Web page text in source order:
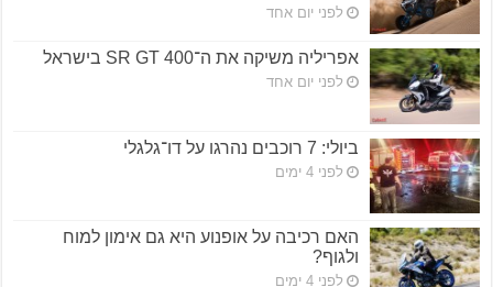
לפני יום אחד
אפריליה משיקה את ה־SR GT 400 בישראל
לפני יום אחד
ביולי: 7 רוכבים נהרגו על דו־גלגלי
לפני 4 ימים
האם רכיבה על אופנוע היא גם אימון למוח
ולגוף?
לפני 4 ימים